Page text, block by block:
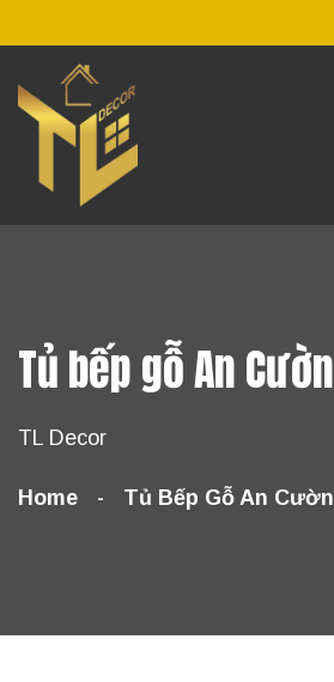
Tủ bếp gỗ An Cườn
TL Decor
Home Tủ Bếp Gỗ An Cườn